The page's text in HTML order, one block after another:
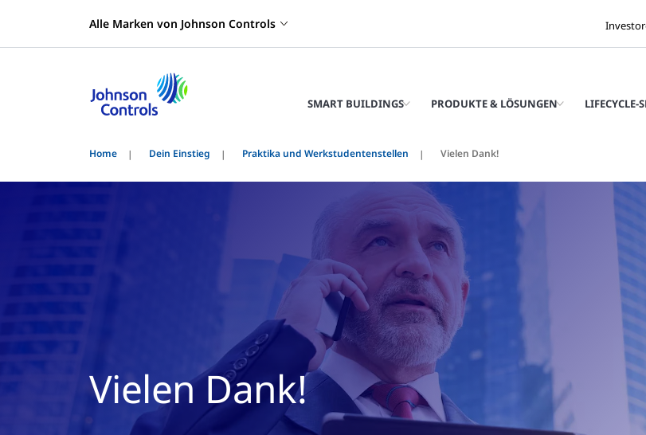
Alle Marken von Johnson Controls
SMART BUILDINGS PRODUKTE & LÖSUNGEN LIFECYCLE-
Home Dein Einstieg Praktika und Werkstudentenstellen Vielen Dank!
Vielen Dank!